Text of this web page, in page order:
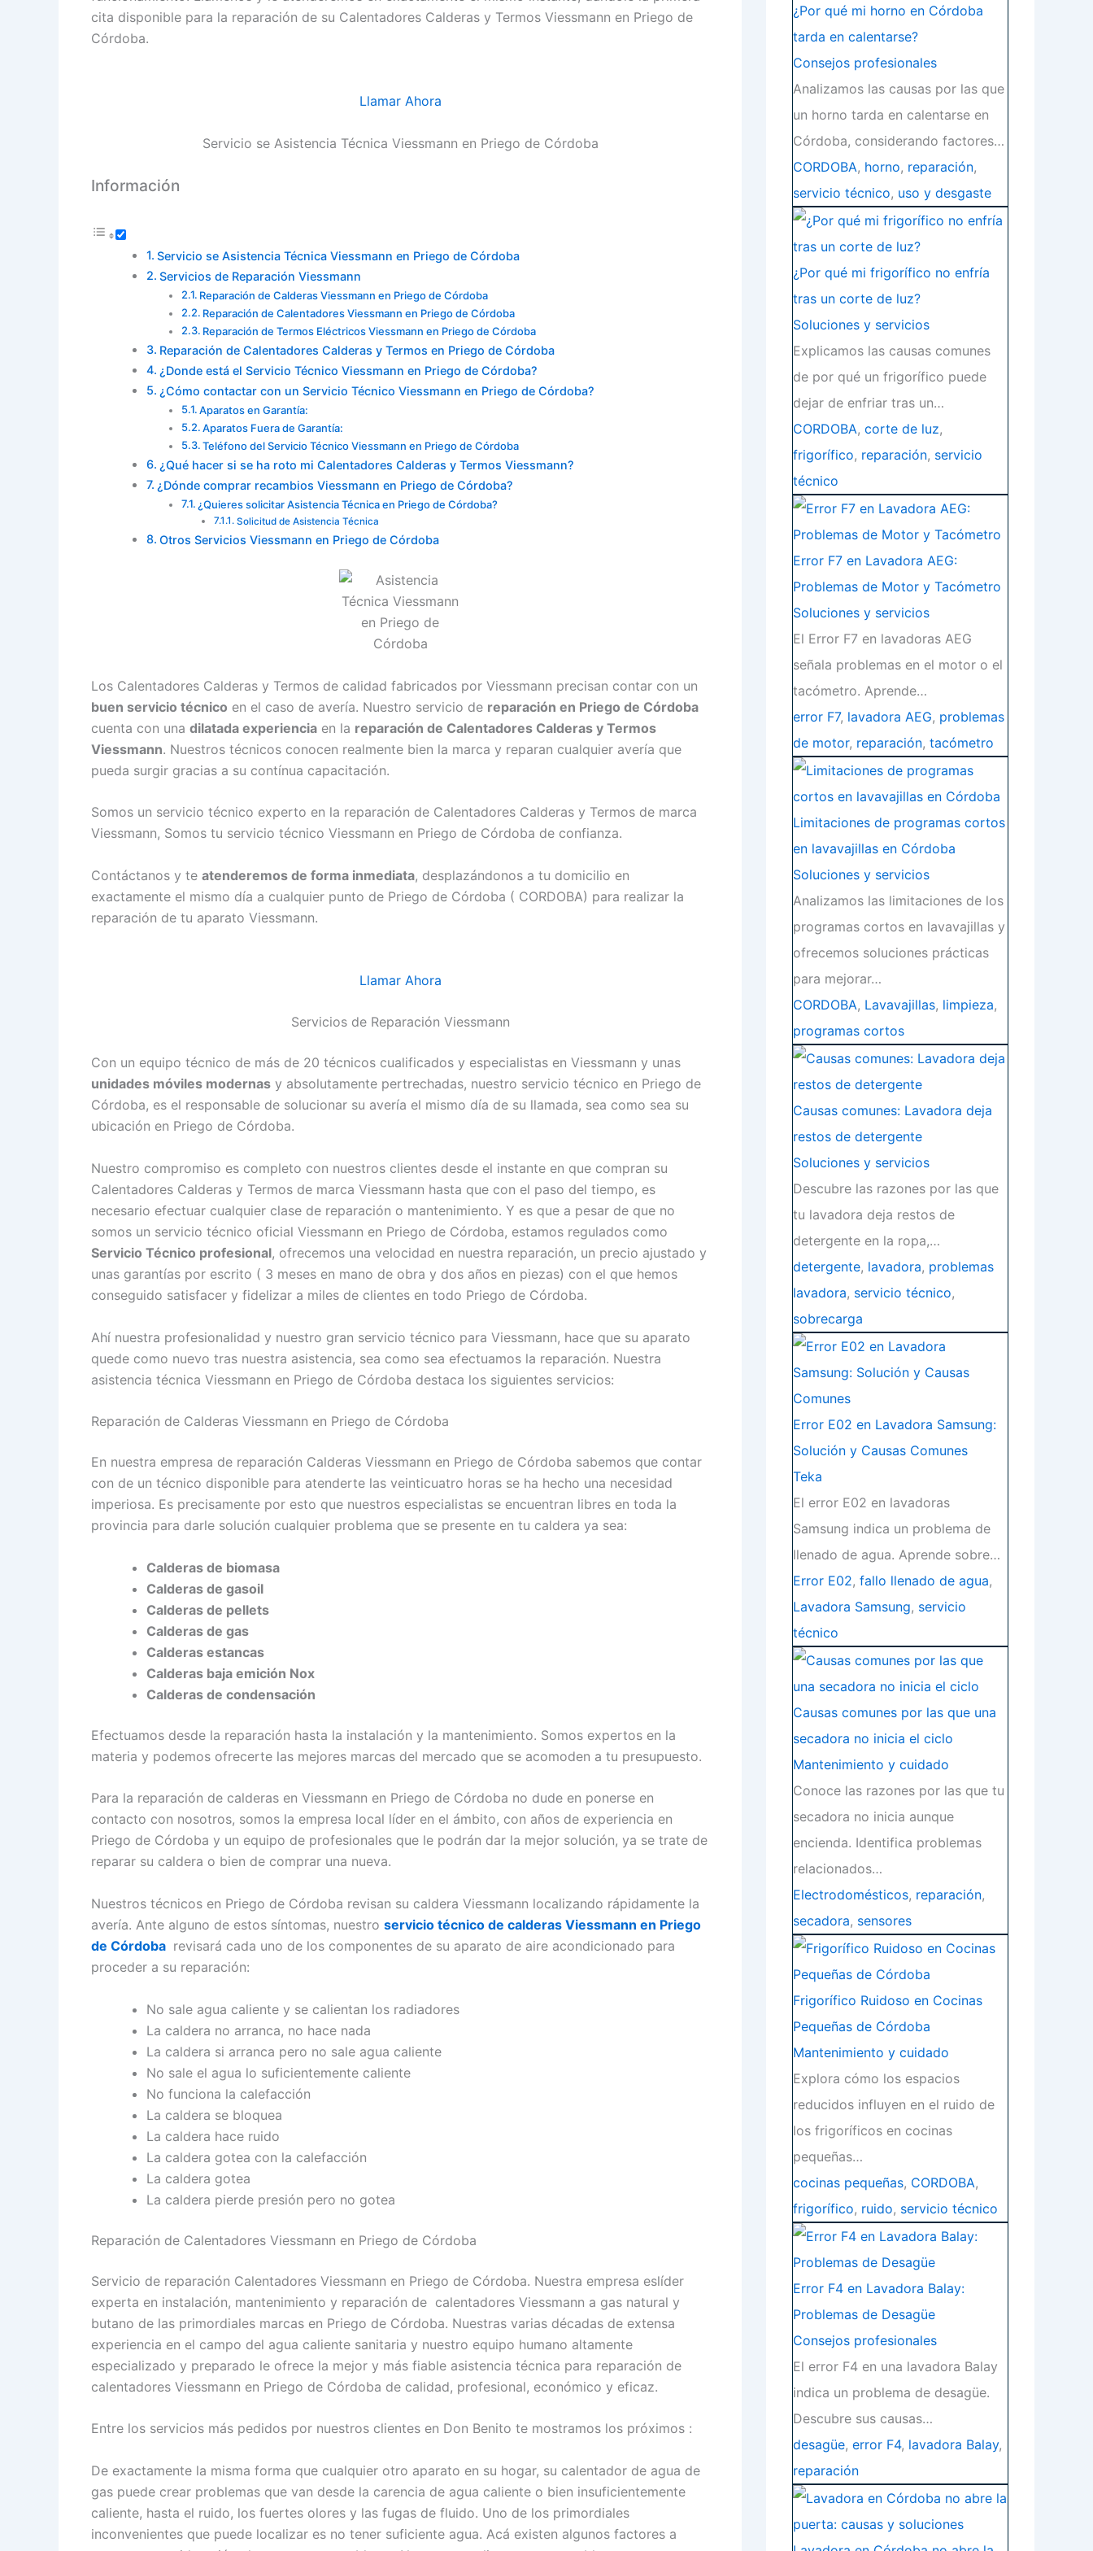
cita disponible para la reparación de su Calentadores Calderas y Termos Viessmann en Priego de
Córdoba.
Llamar Ahora
Servicio se Asistencia Técnica Viessmann en Priego de Córdoba
Información
Servicio se Asistencia Técnica Viessmann en Priego de Córdoba
Servicios de Reparación Viessmann
Reparación de Calderas Viessmann en Priego de Córdoba
Reparación de Calentadores Viessmann en Priego de Córdoba
Reparación de Termos Eléctricos Viessmann en Priego de Córdoba
Reparación de Calentadores Calderas y Termos en Priego de Córdoba
¿Donde está el Servicio Técnico Viessmann en Priego de Córdoba?
¿Cómo contactar con un Servicio Técnico Viessmann en Priego de Córdoba?
Aparatos en Garantía:
Aparatos Fuera de Garantía:
Teléfono del Servicio Técnico Viessmann en Priego de Córdoba
¿Qué hacer si se ha roto mi Calentadores Calderas y Termos Viessmann?
¿Dónde comprar recambios Viessmann en Priego de Córdoba?
¿Quieres solicitar Asistencia Técnica en Priego de Córdoba?
Solicitud de Asistencia Técnica
Otros Servicios Viessmann en Priego de Córdoba
Los Calentadores Calderas y Termos de calidad fabricados por Viessmann precisan contar con un
buen servicio técnico en el caso de avería. Nuestro servicio de reparación en Priego de Córdoba
cuenta con una dilatada experiencia en la reparación de Calentadores Calderas y Termos
Viessmann. Nuestros técnicos conocen realmente bien la marca y reparan cualquier avería que
pueda surgir gracias a su contínua capacitación.
Somos un servicio técnico experto en la reparación de Calentadores Calderas y Termos de marca
Viessmann, Somos tu servicio técnico Viessmann en Priego de Córdoba de confianza.
Contáctanos y te atenderemos de forma inmediata, desplazándonos a tu domicilio en
exactamente el mismo día a cualquier punto de Priego de Córdoba ( CORDOBA) para realizar la
reparación de tu aparato Viessmann.
Llamar Ahora
Servicios de Reparación Viessmann
Con un equipo técnico de más de 20 técnicos cualificados y especialistas en Viessmann y unas
unidades móviles modernas y absolutamente pertrechadas, nuestro servicio técnico en Priego de
Córdoba, es el responsable de solucionar su avería el mismo día de su llamada, sea como sea su
ubicación en Priego de Córdoba.
Nuestro compromiso es completo con nuestros clientes desde el instante en que compran su
Calentadores Calderas y Termos de marca Viessmann hasta que con el paso del tiempo, es
necesario efectuar cualquier clase de reparación o mantenimiento. Y es que a pesar de que no
somos un servicio técnico oficial Viessmann en Priego de Córdoba, estamos regulados como
Servicio Técnico profesional, ofrecemos una velocidad en nuestra reparación, un precio ajustado y
unas garantías por escrito ( 3 meses en mano de obra y dos años en piezas) con el que hemos
conseguido satisfacer y fidelizar a miles de clientes en todo Priego de Córdoba.
Ahí nuestra profesionalidad y nuestro gran servicio técnico para Viessmann, hace que su aparato
quede como nuevo tras nuestra asistencia, sea como sea efectuamos la reparación. Nuestra
asistencia técnica Viessmann en Priego de Córdoba destaca los siguientes servicios:
Reparación de Calderas Viessmann en Priego de Córdoba
En nuestra empresa de reparación Calderas Viessmann en Priego de Córdoba sabemos que contar
con de un técnico disponible para atenderte las veinticuatro horas se ha hecho una necesidad
imperiosa. Es precisamente por esto que nuestros especialistas se encuentran libres en toda la
provincia para darle solución cualquier problema que se presente en tu caldera ya sea:
Calderas de biomasa
Calderas de gasoil
Calderas de pellets
Calderas de gas
Calderas estancas
Calderas baja emición Nox
Calderas de condensación
Efectuamos desde la reparación hasta la instalación y la mantenimiento. Somos expertos en la
materia y podemos ofrecerte las mejores marcas del mercado que se acomoden a tu presupuesto.
Para la reparación de calderas en Viessmann en Priego de Córdoba no dude en ponerse en
contacto con nosotros, somos la empresa local líder en el ámbito, con años de experiencia en
Priego de Córdoba y un equipo de profesionales que le podrán dar la mejor solución, ya se trate de
reparar su caldera o bien de comprar una nueva.
Nuestros técnicos en Priego de Córdoba revisan su caldera Viessmann localizando rápidamente la
avería. Ante alguno de estos síntomas, nuestro servicio técnico de calderas Viessmann en Priego
de Córdoba revisará cada uno de los componentes de su aparato de aire acondicionado para
proceder a su reparación:
No sale agua caliente y se calientan los radiadores
La caldera no arranca, no hace nada
La caldera si arranca pero no sale agua caliente
No sale el agua lo suficientemente caliente
No funciona la calefacción
La caldera se bloquea
La caldera hace ruido
La caldera gotea con la calefacción
La caldera gotea
La caldera pierde presión pero no gotea
Reparación de Calentadores Viessmann en Priego de Córdoba
Servicio de reparación Calentadores Viessmann en Priego de Córdoba. Nuestra empresa eslíder
experta en instalación, mantenimiento y reparación de calentadores Viessmann a gas natural y
butano de las primordiales marcas en Priego de Córdoba. Nuestras varias décadas de extensa
experiencia en el campo del agua caliente sanitaria y nuestro equipo humano altamente
especializado y preparado le ofrece la mejor y más fiable asistencia técnica para reparación de
calentadores Viessmann en Priego de Córdoba de calidad, profesional, económico y eficaz.
Entre los servicios más pedidos por nuestros clientes en Don Benito te mostramos los próximos :
De exactamente la misma forma que cualquier otro aparato en su hogar, su calentador de agua de
gas puede crear problemas que van desde la carencia de agua caliente o bien insuficientemente
caliente, hasta el ruido, los fuertes olores y las fugas de fluido. Uno de los primordiales
inconvenientes que puede localizar es no tener suficiente agua. Acá existen algunos factores a
¿Por qué mi horno en Córdoba
tarda en calentarse?
Consejos profesionales
Analizamos las causas por las que
un horno tarda en calentarse en
Córdoba, considerando factores…
CORDOBA, horno, reparación,
servicio técnico, uso y desgaste
¿Por qué mi frigorífico no enfría
tras un corte de luz?
Soluciones y servicios
Explicamos las causas comunes
de por qué un frigorífico puede
dejar de enfriar tras un…
CORDOBA, corte de luz,
frigorífico, reparación, servicio
técnico
Error F7 en Lavadora AEG:
Problemas de Motor y Tacómetro
Soluciones y servicios
El Error F7 en lavadoras AEG
señala problemas en el motor o el
tacómetro. Aprende…
error F7, lavadora AEG, problemas
de motor, reparación, tacómetro
Limitaciones de programas cortos
en lavavajillas en Córdoba
Soluciones y servicios
Analizamos las limitaciones de los
programas cortos en lavavajillas y
ofrecemos soluciones prácticas
para mejorar…
CORDOBA, Lavavajillas, limpieza,
programas cortos
Causas comunes: Lavadora deja
restos de detergente
Soluciones y servicios
Descubre las razones por las que
tu lavadora deja restos de
detergente en la ropa,…
detergente, lavadora, problemas
lavadora, servicio técnico,
sobrecarga
Error E02 en Lavadora Samsung:
Solución y Causas Comunes
Teka
El error E02 en lavadoras
Samsung indica un problema de
llenado de agua. Aprende sobre…
Error E02, fallo llenado de agua,
Lavadora Samsung, servicio
técnico
Causas comunes por las que una
secadora no inicia el ciclo
Mantenimiento y cuidado
Conoce las razones por las que tu
secadora no inicia aunque
encienda. Identifica problemas
relacionados…
Electrodomésticos, reparación,
secadora, sensores
Frigorífico Ruidoso en Cocinas
Pequeñas de Córdoba
Mantenimiento y cuidado
Explora cómo los espacios
reducidos influyen en el ruido de
los frigoríficos en cocinas
pequeñas…
cocinas pequeñas, CORDOBA,
frigorífico, ruido, servicio técnico
Error F4 en Lavadora Balay:
Problemas de Desagüe
Consejos profesionales
El error F4 en una lavadora Balay
indica un problema de desagüe.
Descubre sus causas…
desagüe, error F4, lavadora Balay,
reparación